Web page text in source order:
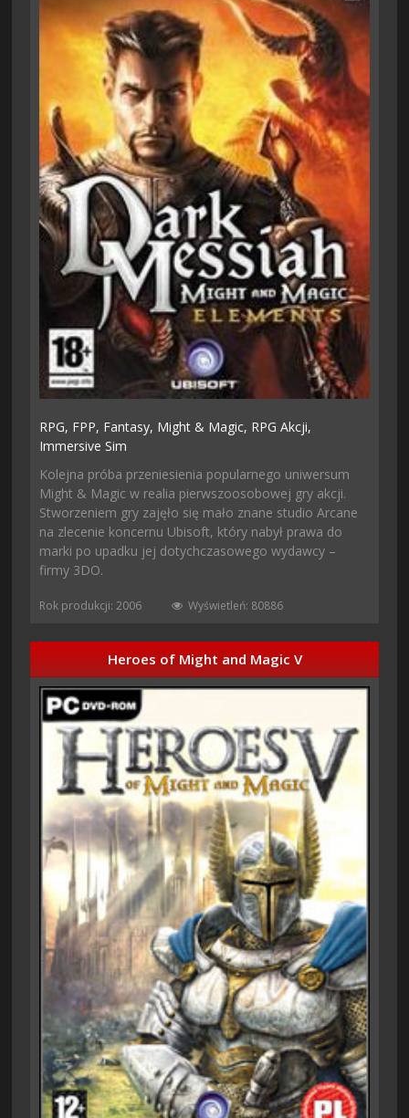
RPG, FPP, Fantasy, Might & Magic, RPG Akcji,
Immersive Sim
Kolejna próba przeniesienia popularnego uniwersum
Might & Magic w realia pierwszoosobowej gry akcji.
Stworzeniem gry zajęło się mało znane studio Arcane
na zlecenie koncernu Ubisoft, który nabył prawa do
marki po upadku jej dotychczasowego wydawcy –
firmy 3DO.
Rok produkcji: 2006 Wyświetleń: 80886
Heroes of Might and Magic V